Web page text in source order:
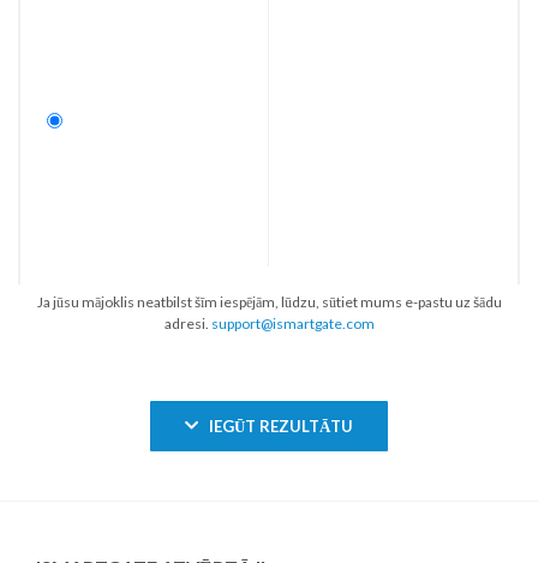
Ja jūsu mājoklis neatbilst šīm iespējām, lūdzu, sūtiet mums e-pastu uz šādu
adresi. support@ismartgate.com
IEGŪT REZULTĀTU